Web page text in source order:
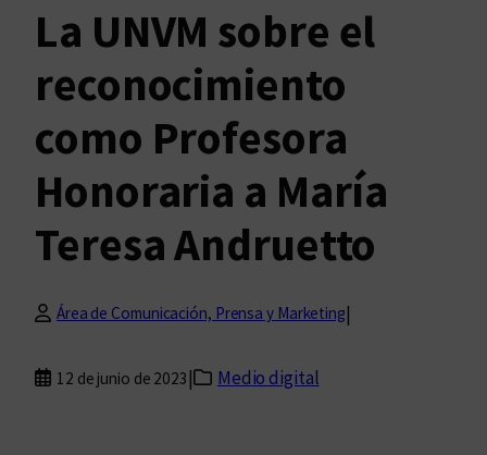
La UNVM sobre el
reconocimiento
como Profesora
Honoraria a María
Teresa Andruetto
Área de Comunicación, Prensa y Marketing|
12 de junio de 2023 | Medio digital